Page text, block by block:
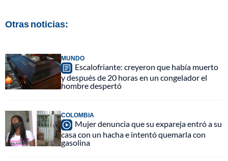
Otras noticias:
MUNDO
Escalofriante: creyeron que había muerto
y después de 20 horas en un congelador el
hombre despertó
COLOMBIA
Mujer denuncia que su expareja entró a su
casa con un hacha e intentó quemarla con
gasolina